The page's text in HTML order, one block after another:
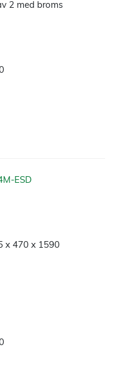
2 med broms
ESD
x 470 x 1590